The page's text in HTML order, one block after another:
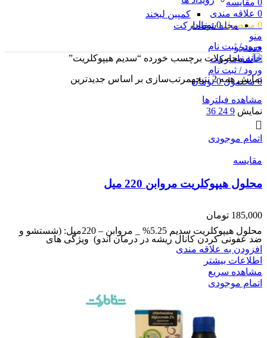
0 مقایسه
0 علاقه مندی
0 محصول 0 تومان
منو
جستجو
ورود / ثبت نام
0 محصول 0 تومان
کمپین لبخند
مجله شفامارکت
ورود / ثبت نام
خانهمحصولات برچسب خورده “سدیم هیپوکلریت”
نمایش همه 2 نتیجه مرتب‌سازی بر اساس جدیدترین
مشاهده فیلترها
نمایش 9
24
36
اتمام موجودی
مقایسه
محلول هیپوکلریت مروابن 220 میل
185,000 تومان
محلول هیپوکلریت سدیم 5.25% _ مروابن – 220میل: (شستشو و
ضد عفونی کردن کانال ریشه در درمان اندو) ویژگی های
افزودن به علاقه مندی
اطلاعات بیشتر
مشاهده سریع
اتمام موجودی